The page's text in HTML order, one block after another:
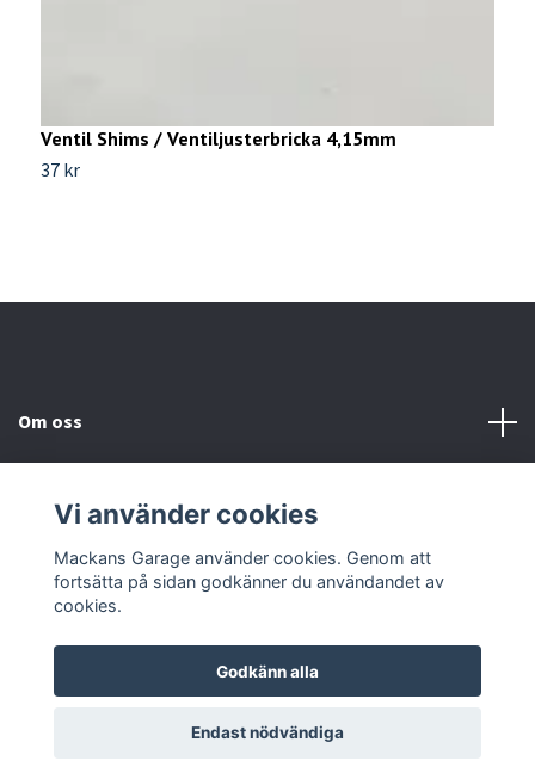
Ventil Shims / Ventiljusterbricka 4,15mm
37 kr
Om oss
Sociala medier
© 2026 Mackans Garage
Vi använder cookies
Mackans Garage använder cookies. Genom att
fortsätta på sidan godkänner du användandet av
cookies.
Godkänn alla
Endast nödvändiga